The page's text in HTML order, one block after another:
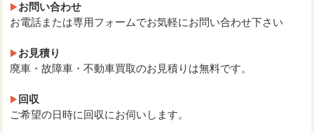
お問い合わせ
お電話または専用フォームでお気軽にお問い合わせ下さい
お見積り
廃車・故障車・不動車買取のお見積りは無料です。
回収
ご希望の日時に回収にお伺いします。